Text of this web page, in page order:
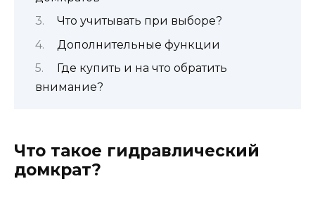
Что учитывать при выборе?
Дополнительные функции
Где купить и на что обратить
внимание?
Что такое гидравлический
домкрат?